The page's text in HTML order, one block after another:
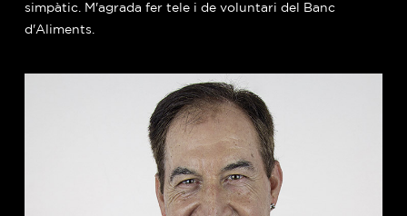
simpàtic. M'agrada fer tele i de voluntari del Banc
d'Aliments.